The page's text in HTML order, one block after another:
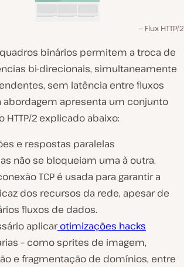
Flux HTTP/2
binários permitem a troca de
bi-direcionais, simultaneamente
sem latência entre fluxos
abordagem apresenta um conjunto
2 explicado abaixo:
e respostas paralelas
não se bloqueiam uma à outra.
TCP é usada para garantir a
dos recursos da rede, apesar de
fluxos de dados.
aplicarotimizações hacks
– como sprites de imagem,
e fragmentação de domínios, entre